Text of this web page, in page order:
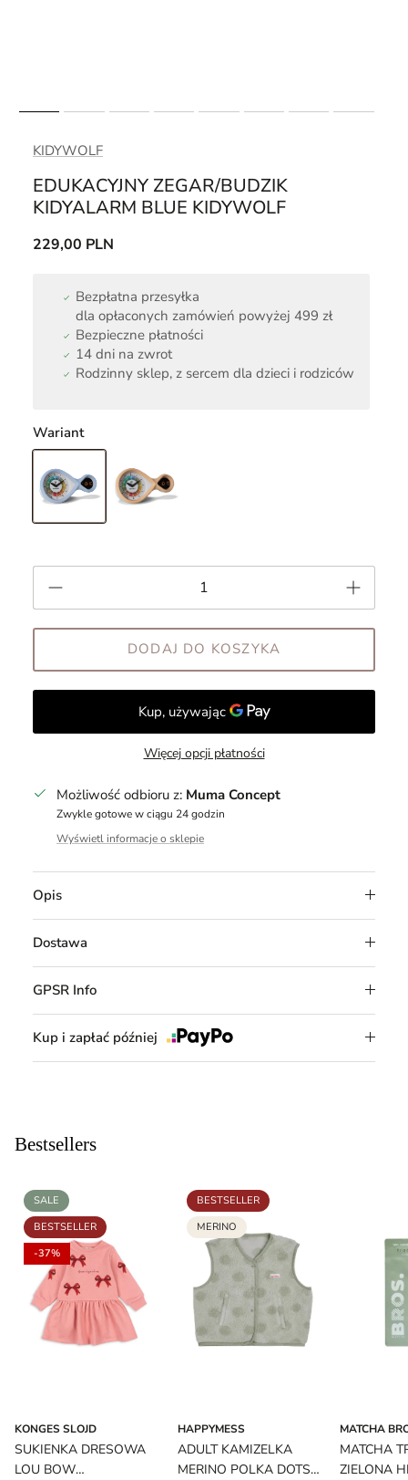
KIDYWOLF
EDUKACYJNY ZEGAR/BUDZIK
KIDYALARM BLUE KIDYWOLF
229,00 PLN
Bezpłatna przesyłka
dla opłaconych zamówień powyżej 499 zł
Bezpieczne płatności
14 dni na zwrot
Rodzinny sklep, z sercem dla dzieci i rodziców
Wariant
DODAJ DO KOSZYKA
Więcej opcji płatności
Możliwość odbioru z: Muma Concept
Zwykle gotowe w ciągu 24 godzin
Wyświetl informacje o sklepie
Opis
Dostawa
GPSR Info
Kup i zapłać później
Bestsellers
SALE
BESTSELLER
-37%
KONGES SLOJD
SUKIENKA DRESOWA
LOU BOW
BESTSELLER
MERINO
HAPPYMESS
ADULT KAMIZELKA
MERINO POLKA DOTS
MATCHA
MATCHA
ZIELONA